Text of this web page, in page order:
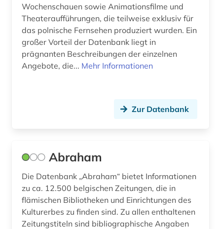
deutschsprachiger raum (1)
digitalisierung (1)
diplomarbeit (1)
douglas (1)
drama (5)
drehbuch (1)
Wochenschauen sowie Animationsfilme und
Theateraufführungen, die teilweise exklusiv für
das polnische Fernsehen produziert wurden. Ein
großer Vorteil der Datenbank liegt in
prägnanten Beschreibungen der einzelnen
Angebote, die... Mehr Informationen
Zur Datenbank
Abraham
Die Datenbank „Abraham“ bietet Informationen
zu ca. 12.500 belgischen Zeitungen, die in
flämischen Bibliotheken und Einrichtungen des
Kulturerbes zu finden sind. Zu allen enthaltenen
Zeitungstiteln sind bibliographische Angaben